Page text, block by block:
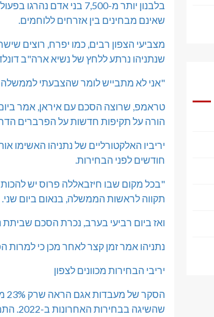
שאינם מבחינים בין אזרחים ללוחמים.
מצביעי הצפון רבים, כמו יפרח, רוצים
שנתניהו נרתע ללחץ של נשיא ארה"ב
"אני לא מתבייש לומר שהצבעתי
טראמפ, שרוצה הסכם עם איראן, אמר
הורה על תקיפות חדשות על הפרברים
יריביו האלקטורליים של נתניהו האשימו
חודשים לפני הבחירות.
"בכל מקום שבו חיזבאללה פרוס יש
תקווה לראשות הממשלה, בנאום ביום שני.
ואז ביום רביעי בערב, נכרת הסכם
נתניהו אמר זמן קצר לאחר מכן כי
יריבי הבחירות מכוונים לצפון